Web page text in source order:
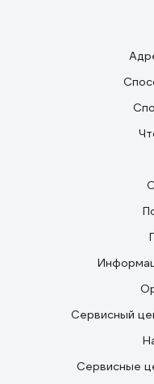
Сервисный
Сервисные